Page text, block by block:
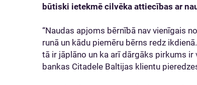
būtiski ietekmē cilvēka attiecības ar
“Naudas apjoms bērnībā nav vienīgais
runā un kādu piemēru bērns redz
tā ir jāplāno un ka arī dārgāks pirkums
bankas Citadele Baltijas klientu